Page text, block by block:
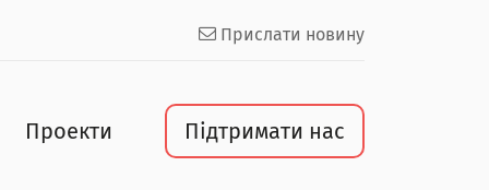
Прислати новину
Проекти Підтримати нас